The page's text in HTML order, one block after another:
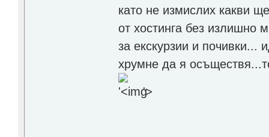
като не измислих какви
от хостинга без излишно
за екскурзии и почивки...
хрумне да я
'>